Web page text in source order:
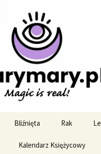
przepowiednie
Bliźnięta Rak
Kalendarz Księżycowy